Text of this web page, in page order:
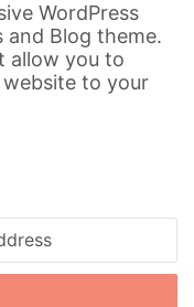
WordPress
and Blog theme.
allow you to
to your